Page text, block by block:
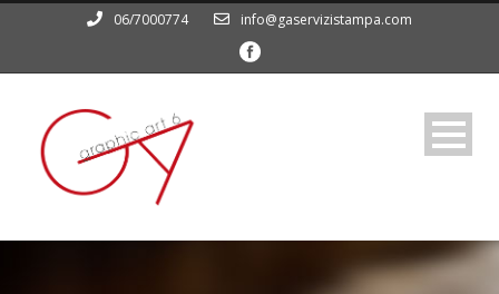
06/7000774 info@gaservizistampa.com